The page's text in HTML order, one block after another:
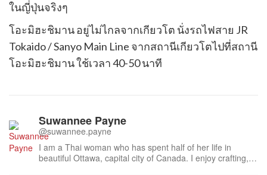
ในญี่ปุ่นจริงๆ
โอะมิฮะชิมาน อยู่ไม่ไกลจากเกียวโต นั่งรถไฟสาย JR
Tokaido / Sanyo Main Line จากสถานีเกียวโตไปที่สถานี
โอะมิฮะชิมาน ใช้เวลา 40-50 นาที
Suwannee Payne
@suwannee.payne
I am a Thai woman who has spent half of her life in
beautiful Ottawa, capital city of Canada. I enjoy crafting,